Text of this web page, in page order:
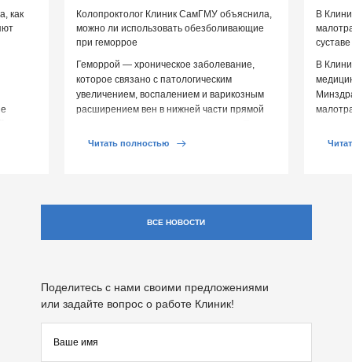
как
Колопроктолог Клиник СамГМУ объяснила,
можно ли использовать обезболивающие
при геморрое
Геморрой — хроническое заболевание,
которое связано с патологическим
увеличением, воспалением и варикозным
расширением вен в нижней части прямой
обострении […]
Читать полностью
В
суставе
В
ВСЕ НОВОСТИ
Поделитесь с нами своими предложениями
или задайте вопрос о работе Клиник!